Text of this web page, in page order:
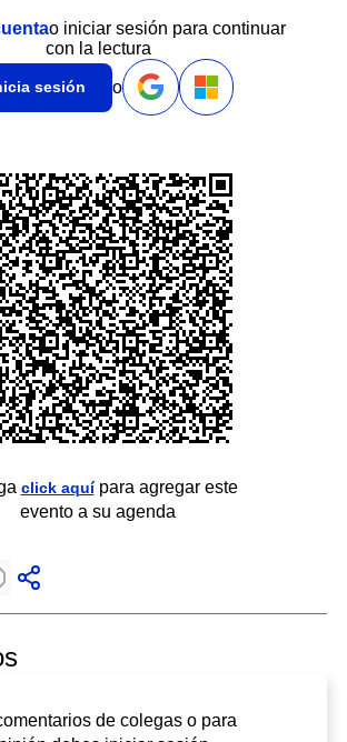
o iniciar sesión para continuar
con la lectura
sesión o
click aquípara agregar este
evento a su agenda
de colegas o para